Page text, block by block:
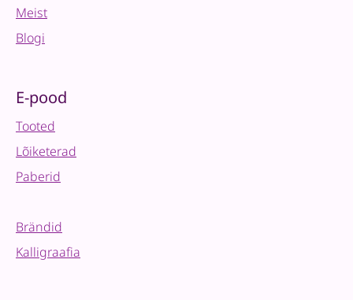
Meist
Blogi
E-pood
Tooted
Lõiketerad
Paberid
Brändid
Kalligraafia